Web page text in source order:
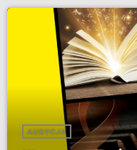
AUDYCJA